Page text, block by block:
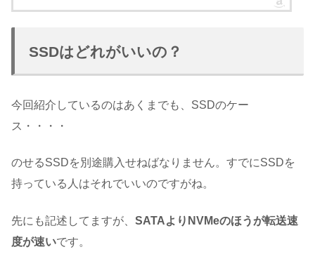
SSDはどれがいいの？
今回紹介しているのはあくまでも、SSDのケー
ス・・・・
のせるSSDを別途購入せねばなりません。すでにSSDを
持っている人はそれでいいのですがね。
先にも記述してますが、 SATAよりNVMeのほうが転送速
度が速いです。